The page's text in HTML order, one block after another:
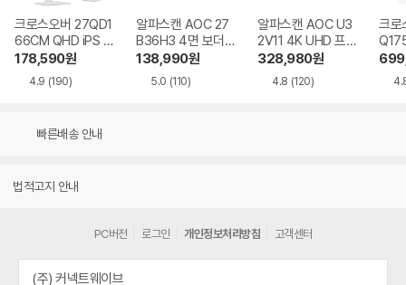
크로스오버 27QD1
66CM QHD iPS U
SB-C 화이트 Ai 멀
티스탠드
178,590원
4.9 (190)
알파스캔 AOC 27
B36H3 4면 보더리
스 IPS 120 시력보
호 무결점
138,990원
5.0 (110)
알파스캔 AOC U3
2V11 4K UHD 프리
싱크 HDR 시력보호
무결점
328,980원
4.8 (120)
크로
Ai
빠른배송 안내
법적고지 안내
PC버전 로그인 개인정보처리방침 고객센터
(주) 커넥트웨이브